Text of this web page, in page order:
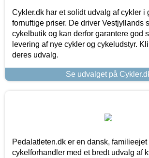
Cykler.dk har et solidt udvalg af cykler i
fornuftige priser. De driver Vestjyllands
cykelbutik og kan derfor garantere god
levering af nye cykler og cykeludstyr.
deres udvalg.
Se udvalget på
Pedalatleten.dk er en dansk,
cykelforhandler med et bredt udvalg af